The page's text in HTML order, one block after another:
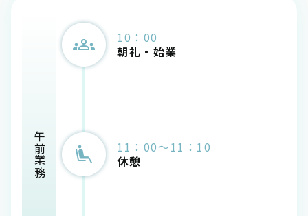
午前業務
10：00
朝礼・始業
11：00～11：10
休憩